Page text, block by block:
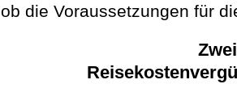
ob die Voraussetzungen für